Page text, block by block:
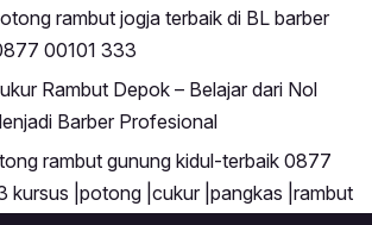
rambut jogja terbaik di BL barber
00101 333
Rambut Depok – Belajar dari Nol
Barber Profesional
rambut gunung kidul-terbaik 0877
kursus |potong |cukur |pangkas |rambut